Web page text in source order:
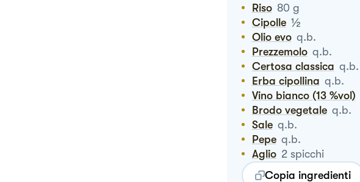
Riso 80 g
Cipolle ½
Olio evo q.b.
Prezzemolo q.b.
Certosa classica q.b.
Erba cipollina q.b.
Vino bianco (13 %vol)
Brodo vegetale q.b.
Sale q.b.
Pepe q.b.
Aglio 2 spicchi
Copia ingredienti